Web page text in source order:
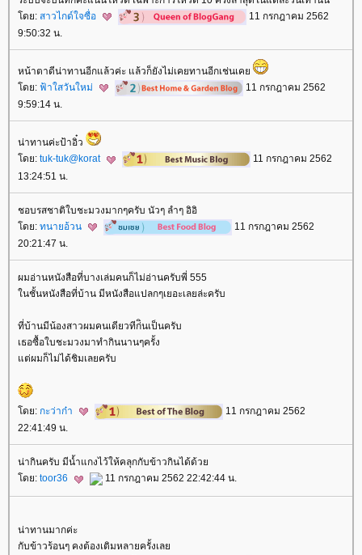
ดย: สาวไกด์ใจซื่อ
11 กรกฎาคม 2562
9:50:32 น.
หน้าตาดีน่าทานอีกแล้วค่ะ แล้วก็ยังไม่เคยทานอีกเช่นเค
ดย: ฟ้าใสวันใหม่
11 กรกฎาคม 2562
9:59:14 น.
น่าทานค่ะป้าอิ๋ว
ดย: tuk-tuk@korat
11 กรกฎาคม 2562
13:24:51 น.
ชอบรสชาติใบชะมวงมากๆครับ นัวๆ ลำๆ อิอิ
ดย: ทนายอ้วน
11 กรกฎาคม 2562
20:21:47 น.
ผมอ่านหนังสือที่บางเล่มคนก็ไม่อ่านครับพี่ 555
นชั้นหนังสือที่บ้าน มีหนังสือแปลกๆเยอะเลยล่ะครับ
ที่บ้านมีน้องสาวผมคนเดียวทีก่ินเป็นครับ
เธอซื้อใบชะมวงมาทำกินนานๆครั้ง
ต่ผมก็ไม่ได้ชิมเลยครับ
ดย: กะว่าก๋า
11 กรกฎาคม 2562
22:41:49 น.
น่ากินครับ มีน้ำแกงไว้ให้คลุกกับข้าวกินได้ด้ว
ดย: toor36 11 กรกฎาคม 2562 22:42:44 น.
น่าทานมากค่ะ
กับข้าวร้อนๆ คงต้องเติมหลายครั้งเล